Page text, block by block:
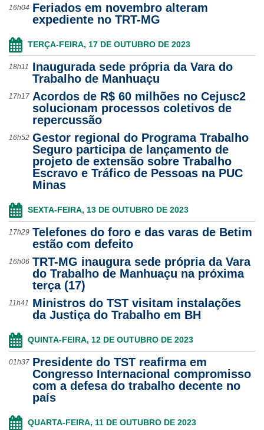
16h04 Feriados em novembro alteram
expediente no TRT-MG
TERÇA-FEIRA, 17 DE OUTUBRO DE 2023
18h11
Inaugurada sede própria da Vara do
Trabalho de Manhuaçu
17h17 Acordos de R$ 60 milhões no Cejusc2
solucionam processos coletivos de
repercussão
16h52 Gestor regional do Programa Trabalho
Seguro participa de lançamento de
projeto de extensão sobre Trabalho
Escravo e Tráfico de Pessoas na PUC
Minas
SEXTA-FEIRA, 13 DE OUTUBRO DE 2023
17h29 Telefones do foro e das varas de Betim
estão com defeito
16h06 TRT-MG inaugura sede própria da Vara
do Trabalho de Manhuaçu na próxima
terça (17)
11h41
Ministros do TST visitam instalações
da Justiça do Trabalho em BH
QUINTA-FEIRA, 12 DE OUTUBRO DE 2023
01h37 Presidente do TST reafirma em
Congresso Internacional compromisso
com a defesa do trabalho decente no
país
QUARTA-FEIRA, 11 DE OUTUBRO DE 2023